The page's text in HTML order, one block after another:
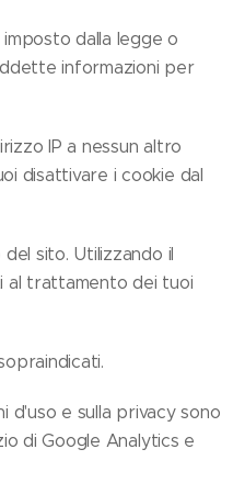
dalla legge o
informazioni per
IP a nessun altro
disattivare i cookie dal
sito. Utilizzando il
al trattamento dei tuoi
d'uso e sulla privacy sono
di Google Analytics e